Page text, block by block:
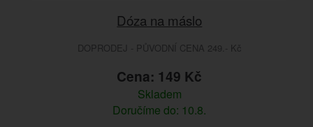
Dóza na máslo
DOPRODEJ - PŮVODNÍ CENA 249.- Kč
Cena: 149 Kč
Skladem
Doručíme do: 10.8.